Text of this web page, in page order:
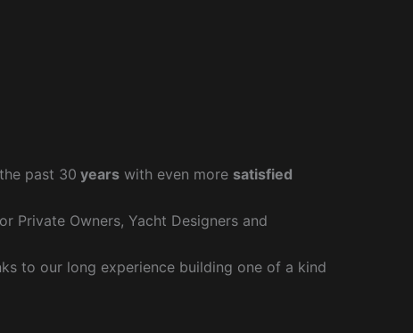
past 30 years with even more satisfied
Private Owners, Yacht Designers and
to our long experience building one of a kind